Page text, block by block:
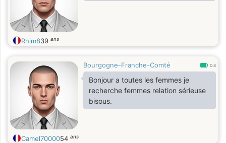
Rhim839 ans
Bourgogne-Franche-Comté 0.8
Bonjour a toutes les femmes je
recherche femmes relation sérieuse
bisous.
Camel7000054 ans